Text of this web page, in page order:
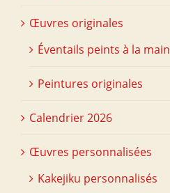
Œuvres originales
Éventails peints à la main
Peintures originales
Calendrier 2026
Œuvres personnalisées
Kakejiku personnalisés